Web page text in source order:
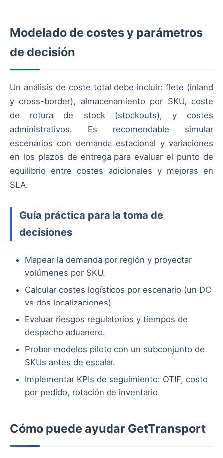
Modelado de costes y parámetros
de decisión
Un análisis de coste total debe incluir: flete (inland
y cross-border), almacenamiento por SKU, coste
de rotura de stock (stockouts), y costes
administrativos. Es recomendable simular
escenarios con demanda estacional y variaciones
en los plazos de entrega para evaluar el punto de
equilibrio entre costes adicionales y mejoras en
SLA.
Guía práctica para la toma de
decisiones
Mapear la demanda por región y proyectar
volúmenes por SKU.
Calcular costes logísticos por escenario (un DC
vs dos localizaciones).
Evaluar riesgos regulatorios y tiempos de
despacho aduanero.
Probar modelos piloto con un subconjunto de
SKUs antes de escalar.
Implementar KPIs de seguimiento: OTIF, costo
por pedido, rotación de inventario.
Cómo puede ayudar GetTransport